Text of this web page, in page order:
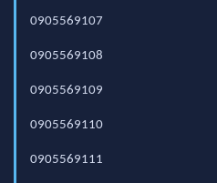
0905569107
0905569108
0905569109
0905569110
0905569111